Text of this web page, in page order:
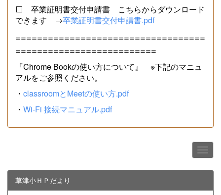
⬜ 卒業証明書交付申請書 こちらからダウンロード
できます →卒業証明書交付申請書.pdf
===================================
==========================
『Chrome Bookの使い方について』 ※下記のマニュ
アルをご参照ください。
・ classroomとMeetの使い方.pdf
・ Wi-Fi 接続マニュアル.pdf
草津小ＨＰだより